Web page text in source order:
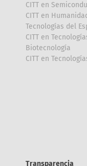
CITT en
CITT en
Tecnologías del
CITT en
Biotecnología
CITT en
Transparencia